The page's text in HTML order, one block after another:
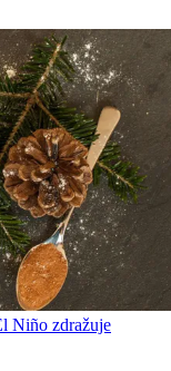
Niño zdražuje